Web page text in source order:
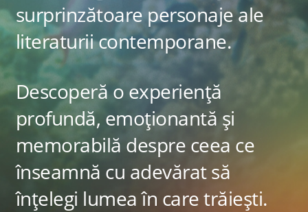
surprinzătoare personaje ale
literaturii contemporane.
Descoperă o experiență
profundă, emoționantă și
memorabilă despre ceea ce
înseamnă cu adevărat să
înțelegi lumea în care trăiești.